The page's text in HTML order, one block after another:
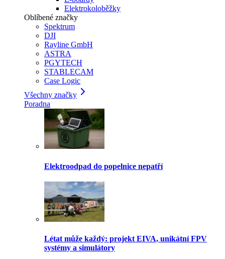
Elektrokoloběžky
Oblíbené značky
Spektrum
DJI
Rayline GmbH
ASTRA
PGYTECH
STABLECAM
Case Logic
Všechny značky
Poradna
Elektroodpad do popelnice nepatří
Létat může každý: projekt EIVA, unikátní FPV
systémy a simulátory